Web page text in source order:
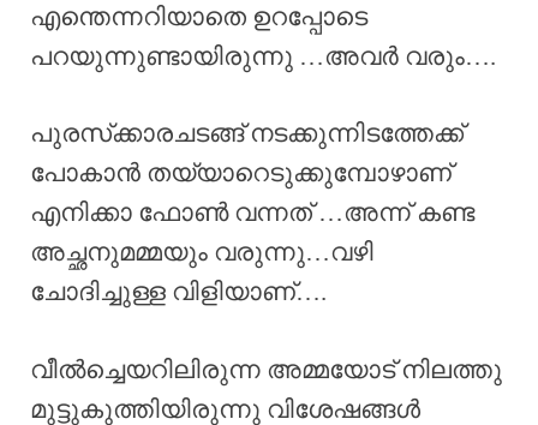
എന്തെന്നറിയാതെ ഉറപ്പോടെ
പറയുന്നുണ്ടായിരുന്നു …അവർ വരും….
പുരസ്‌ക്കാരചടങ്ങ് നടക്കുന്നിടത്തേക്ക്
പോകാൻ തയ്യാറെടുക്കുമ്പോഴാണ്
എനിക്കാ ഫോൺ വന്നത് …അന്ന് കണ്ട
അച്ഛനുമമ്മയും വരുന്നു…വഴി
ചോദിച്ചുള്ള വിളിയാണ്….
വീൽച്ചെയറിലിരുന്ന അമ്മയോട് നിലത്തു
മുട്ടുകുത്തിയിരുന്നു വിശേഷങ്ങൾ